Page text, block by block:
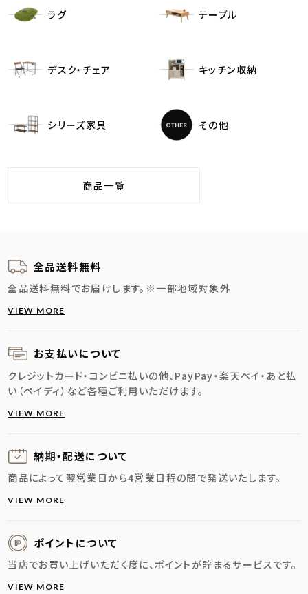
ラグ テーブル
デスク・チェア キッチン収納
シリーズ家具 その他
商品一覧
全品送料無料
全品送料無料でお届けします。 ※一部地域対象外
VIEW MORE
お支払いについて
クレジットカード・コンビニ払いの他、PayPay・楽天ペイ・あと払
い（ペイディ）など各種ご利用いただけます。
VIEW MORE
納期・配送に ついて
商品によって翌営業日から4営業日程の間で発送いたします。
VIEW MORE
ポイントについて
当店でお買い上げいただく度に、ポイントが貯まるサービスです。
VIEW MORE